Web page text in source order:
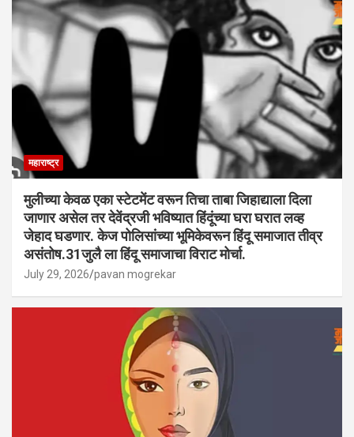
महाराष्ट्र
मुलीच्या केवळ एका स्टेटमेंट वरून तिचा ताबा जिहाद्याला दिला
जाणार असेल तर देवेंद्रजी भविष्यात हिंदूंच्या घरा घरात लव्ह
जेहाद घडणार. केज पोलिसांच्या भूमिकेवरून हिंदू समाजात तीव्र
असंतोष.31जुलै ला हिंदू समाजाचा विराट मोर्चा.
July 29, 2026 pavan mogrekar